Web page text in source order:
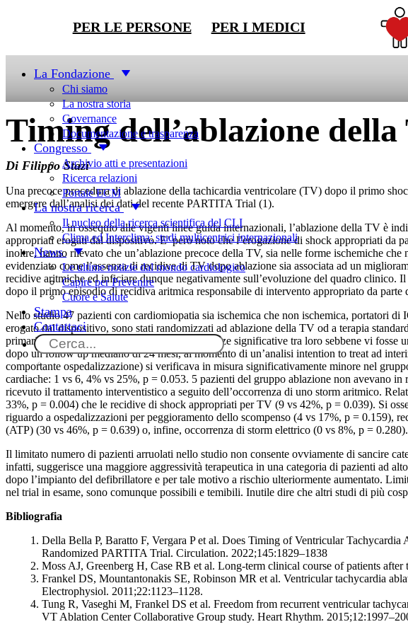
PER LE PERSONE PER I MEDICI
La Fondazione
Chi siamo
La nostra storia
Governance
Documentazione e trasparenza
Congresso
Archivio atti e presentazioni
Ricerca relazioni
Portale ECM
La nostra ricerca
Il nucleo della ricerca scientifica del CLI
Clima ed Interclima: studi multicentrici internazionali
News
Le ultime notizie dal mondo cardiologico
Capire per Prevenire
Cuore e Salute
Stampa
Contattaci
Focus On
Timing dell’ablazione
Di Filippo Stazi
Una precoce procedura di ablazione della tachicardia ventricolare (TV) dopo il primo
emergere dall’analisi dei dati del recente PARTITA Trial (1).
Al momento, in ossequio alle vigenti linee guida internazionali, l’ablazione della TV è
appropriati erogati dal dispositivo. E’ però noto che l’erogazione di shock appropriati
inoltre, hanno rilevato che un’ablazione precoce della TV, sia nelle forme ischemiche
evidenziato come l’assenza di recidive di TV dopo ablazione sia associata ad un
recidive aritmiche ed inficiare dunque negativamente sull’evoluzione del quadro
dopo il primo episodio di recidiva aritmica responsabile di intervento appropriato da parte
Nello studio 47 pazienti con cardiomiopatia sia ischemica che non ischemica, portatori
erogato dal dispositivo, sono stati randomizzati ad ablazione della TV od a terapia
primaria. I due gruppi non presentavano differenze significative tra loro sebbene vi fosse
dopo un follow up mediano di 24 mesi, al momento di un’analisi intention to treat ad
comportante ospedalizzazione) si verificava in misura significativamente minore nel
cardiache: 1 vs 6, 4% vs 25%, p = 0.053. 5 pazienti del gruppo ablazione non avevano
ricevuto il trattamento interventistico a seguito dell’occorrenza di uno storm aritmico.
33%, p = 0.004) che le recidive di shock appropriati per TV (9 vs 42%, p = 0.039). Si
riguardo a ospedalizzazioni per peggioramento dello scompenso (4 vs 17%, p =
(ATP) (30 vs 46%, p = 0.639) o, infine, occorrenza di storm elettrico (0 vs 8%, p =
Il limitato numero di pazienti arruolati nello studio non consente ovviamente di sancire
infatti, suggerisce una maggiore aggressività terapeutica in una categoria di pazienti ad
dopo l’impianto del defibrillatore e per tale motivo a rischio ulteriormente aumentato.
nel trial in esame, sono comunque possibili e temibili. Inutile dire che altri studi di più
Bibliografia
Della Bella P, Baratto F, Vergara P et al. Does Timing of Ventricular
Randomized PARTITA Trial. Circulation. 2022;145:1829–1838
Moss AJ, Greenberg H, Case RB et al. Long-term clinical course of patients
Frankel DS, Mountantonakis SE, Robinson MR et al. Ventricular tachycardia
Electrophysiol. 2011;22:1123–1128.
Tung R, Vaseghi M, Frankel DS et al. Freedom from recurrent ventricular
VT Ablation Center Collaborative Group study. Heart Rhythm.